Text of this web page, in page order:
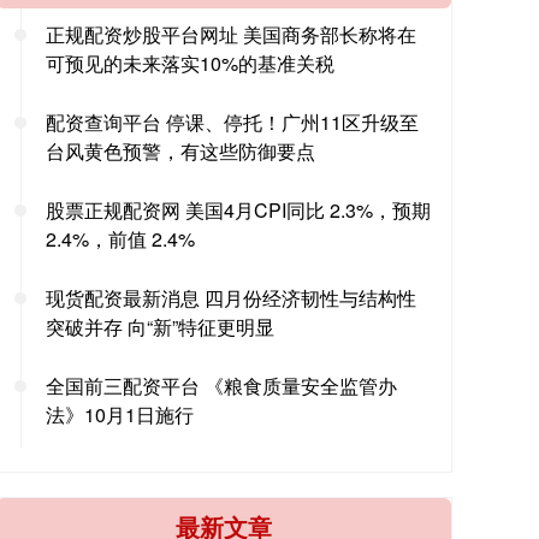
正规配资炒股平台网址 美国商务部长称将在
可预见的未来落实10%的基准关税
配资查询平台 停课、停托！广州11区升级至
台风黄色预警，有这些防御要点
股票正规配资网 美国4月CPI同比 2.3%，预期
2.4%，前值 2.4%
现货配资最新消息 四月份经济韧性与结构性
突破并存 向“新”特征更明显
全国前三配资平台 《粮食质量安全监管办
法》10月1日施行
最新文章